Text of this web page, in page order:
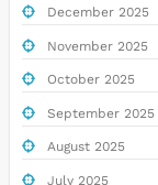
December 2025
November 2025
October 2025
September 2025
August 2025
July 2025